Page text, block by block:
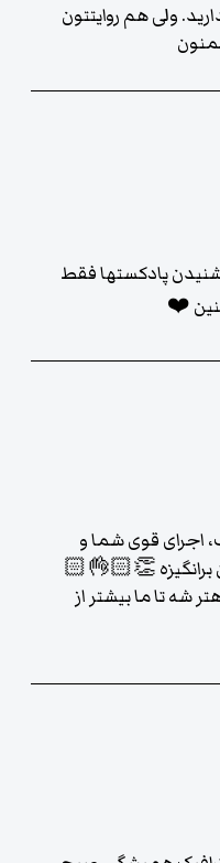
ولى هم روايتتون
شنیدن پادکستها فقط
❤️
اجرای قوی شما و
برانگیزه 👏🏻👌🏻
شه تا ما بیشتر از